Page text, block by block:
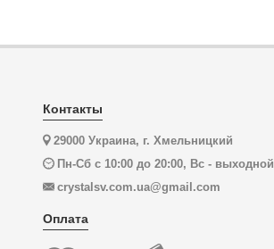
Контакты
29000 Украина, г. Хмельницкий
Пн-Сб с 10:00 до 20:00, Вс - выходной
crystalsv.com.ua@gmail.com
Оплата